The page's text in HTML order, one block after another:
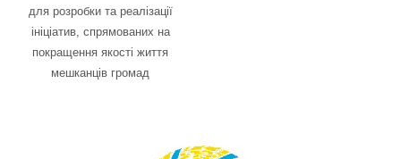
для розробки та реалізації
ініціатив, спрямованих на
покращення якості життя
мешканців громад